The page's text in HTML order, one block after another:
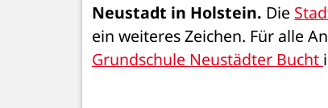
Neustadt in Holstein. Die
Grundschule Neustädter Bucht